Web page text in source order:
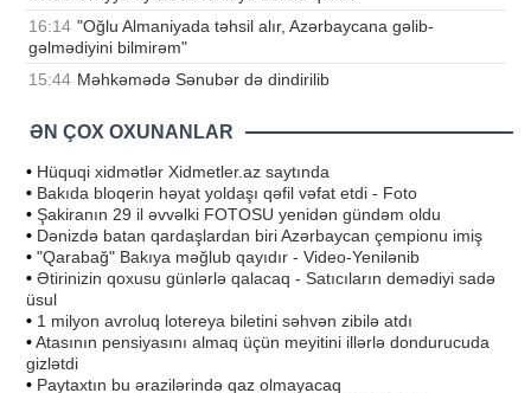
16:14 "Oğlu Almaniyada təhsil alır, Azərbaycana gəlib-
gəlmədiyini bilmirəm"
15:44 Məhkəmədə Sənubər də dindirilib
ƏN ÇOX OXUNANLAR
• Hüquqi xidmətlər Xidmetler.az saytında
• Bakıda bloqerin həyat yoldaşı qəfil vəfat etdi - Foto
• Şakiranın 29 il əvvəlki FOTOSU yenidən gündəm oldu
• Dənizdə batan qardaşlardan biri Azərbaycan çempionu imiş
• "Qarabağ" Bakıya məğlub qayıdır - Video-Yenilənib
• Ətirinizin qoxusu günlərlə qalacaq - Satıcıların demədiyi sadə
üsul
• 1 milyon avroluq lotereya biletini səhvən zibilə atdı
•Atasının pensiyasını almaq üçün meyitini illərlə dondurucuda
gizlətdi
• Paytaxtın bu ərazilərində qaz olmayacaq